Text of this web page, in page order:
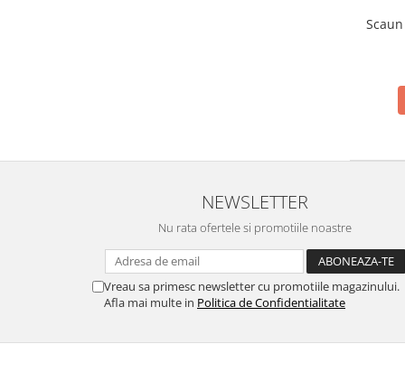
NEWSLETTER
Nu rata ofertele si promotiile noastre
Vreau sa primesc newsletter cu promotiile magazinului.
Afla mai multe in Politica de Confidentialitate